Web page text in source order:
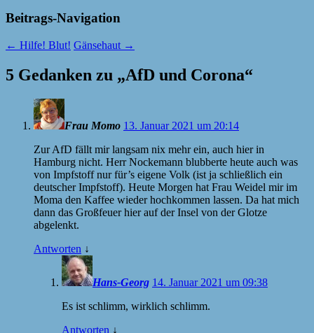
Beitrags-Navigation
← Hilfe! Blut! Gänsehaut →
5 Gedanken zu „AfD und Corona“
Frau Momo 13. Januar 2021 um 20:14
Zur AfD fällt mir langsam nix mehr ein, auch hier in
Hamburg nicht. Herr Nockemann blubberte heute auch was
von Impfstoff nur für’s eigene Volk (ist ja schließlich ein
deutscher Impfstoff). Heute Morgen hat Frau Weidel mir im
Moma den Kaffee wieder hochkommen lassen. Da hat mich
dann das Großfeuer hier auf der Insel von der Glotze
abgelenkt.
Antworten ↓
Hans-Georg 14. Januar 2021 um 09:38
Es ist schlimm, wirklich schlimm.
Antworten ↓